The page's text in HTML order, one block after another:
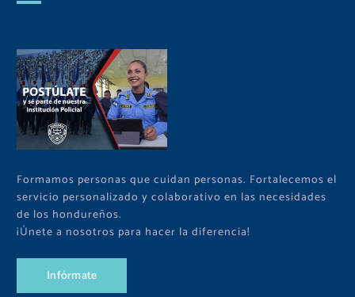
Formamos personas que cuidan personas. Fortalecemos el
servicio personalizado y colaborativo en las necesidades
de los hondureños.
¡Únete a nosotros para hacer la diferencia!
Infórmate